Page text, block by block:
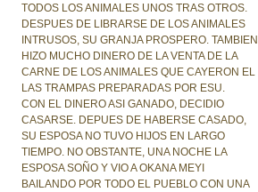
TODOS LOS ANIMALES UNOS TRAS OTROS.
DESPUES DE LIBRARSE DE LOS ANIMALES
INTRUSOS, SU GRANJA PROSPERO. TAMBIEN
HIZO MUCHO DINERO DE LA VENTA DE LA
CARNE DE LOS ANIMALES QUE CAYERON EL
LAS TRAMPAS PREPARADAS POR ESU.
CON EL DINERO ASI GANADO, DECIDIO
CASARSE. DEPUES DE HABERSE CASADO,
SU ESPOSA NO TUVO HIJOS EN LARGO
TIEMPO. NO OBSTANTE, UNA NOCHE LA
ESPOSA SOÑO Y VIO A OKANA MEYI
BAILANDO POR TODO EL PUEBLO CON UNA